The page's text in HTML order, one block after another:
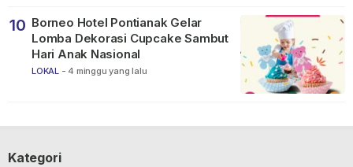
10 Borneo Hotel Pontianak Gelar
Lomba Dekorasi Cupcake Sambut
Hari Anak Nasional
LOKAL - 4 minggu yang lalu
Kategori